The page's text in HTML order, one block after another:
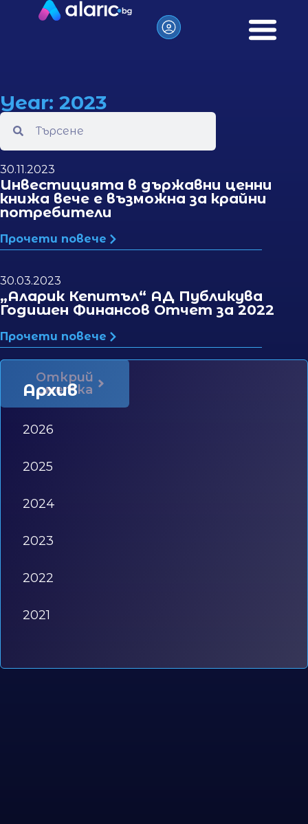
Year: 2023
30.11.2023
Инвестицията в държавни ценни
книжа вече е възможна за крайни
потребители
Прочети повече
30.03.2023
„Аларик Кепитъл“ АД Публикува
Годишен Финансов Отчет за 2022
Прочети повече
Открий
сметка
Архив
2026
2025
2024
2023
2022
2021